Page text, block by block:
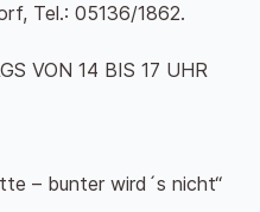
Tel.: 05136/1862.
VON 14 BIS 17 UHR
– bunter wird´s nicht“